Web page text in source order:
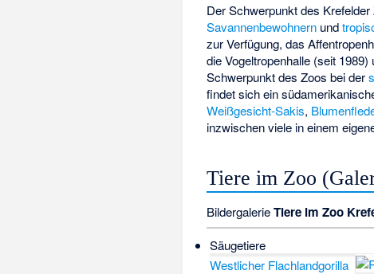
Der Schwerpunkt des
Savannenbewohnern und
zur Verfügung, das
die Vogeltropenhalle (seit
Schwerpunkt des Zoos bei der
findet sich ein
Weißgesicht-Sakis,
inzwischen viele in einem
Tiere im Zoo
BildergalerieTiere im Zoo
Säugetiere
Westlicher Flachlandgorilla